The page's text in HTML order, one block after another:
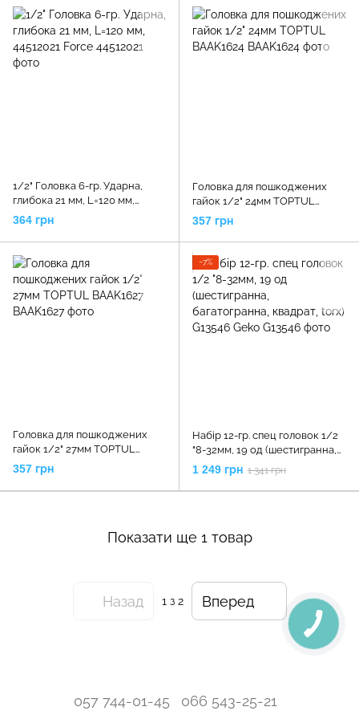
1/2" Головка 6-гр. Ударна,
глибока 21 мм, L=120 мм,
44512021 Force
364 грн
Головка для пошкоджених
гайок 1/2" 24мм TOPTUL
BAAK1624
357 грн
Головка для пошкоджених
гайок 1/2" 27мм TOPTUL
BAAK1627
357 грн
−7%
Набір 12-гр. спец головок 1/2
"8-32мм, 19 од (шестигранна,
багатогранна, квадрат, torx)
G13546 Geko
1 249 грн 1 341 грн
Показати ще 1 товар
Назад 1з 2 Вперед
057 744-01-45 066 543-25-21